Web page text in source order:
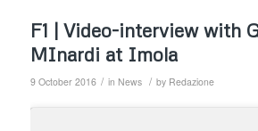
F1 | Video-interview with
MInardi at Imola
9 October 2016 / in News / by Redazione